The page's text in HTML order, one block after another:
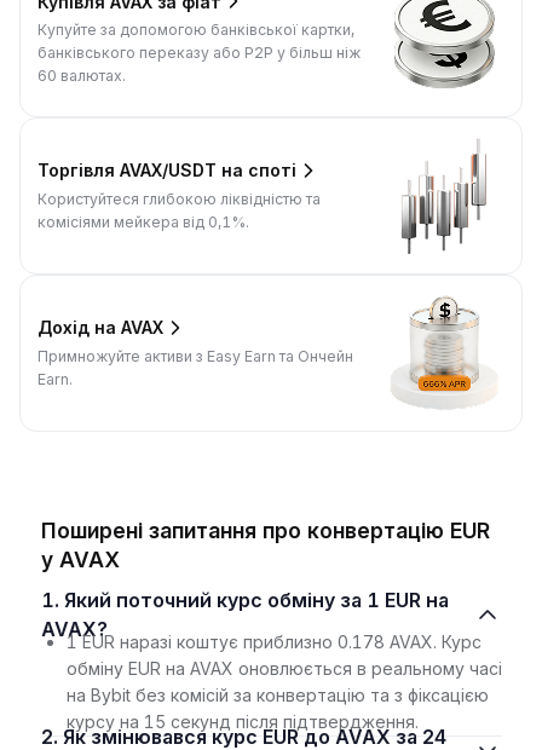
Купуйте за допомогою банківської картки,
банківського переказу або P2P у більш ніж
60 валютах.
Торгівля AVAX/USDT на споті
Користуйтеся глибокою ліквідністю та
комісіями мейкера від 0,1%.
Дохід на AVAX
Примножуйте активи з Easy Earn та Ончейн
Earn.
Поширені запитання про конвертацію EUR
у AVAX
1. Який поточний курс обміну за 1 EUR на
AVAX?
1 EUR наразі коштує приблизно 0.178 AVAX. Курс
обміну EUR на AVAX оновлюється в реальному часі
на Bybit без комісій за конвертацію та з фіксацією
курсу на 15 секунд після підтвердження.
2. Як змінювався курс EUR до AVAX за 24